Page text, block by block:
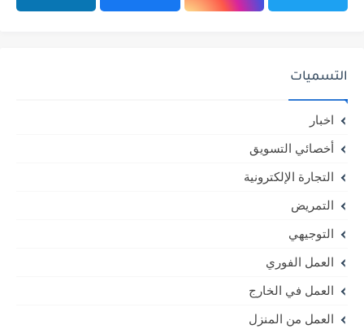
التسميات
اخبار
أخصائي التسويق
التجارة الإلكترونية
التمريض
التوجيهي
العمل الفوري
العمل في الخارج
العمل من المنزل